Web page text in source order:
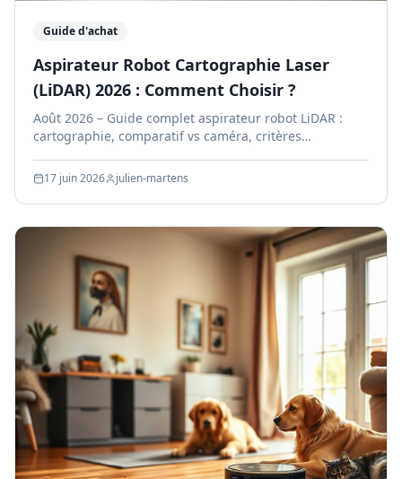
Guide d'achat
Aspirateur Robot Cartographie Laser
(LiDAR) 2026 : Comment Choisir ?
Août 2026 – Guide complet aspirateur robot LiDAR :
cartographie, comparatif vs caméra, critères
17 juin 2026 julien-martens